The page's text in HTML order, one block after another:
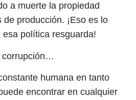
a muerte la propiedad
producción. ¡Eso es lo
política resguarda!
corrupción…
humana en tanto
encontrar en cualquier